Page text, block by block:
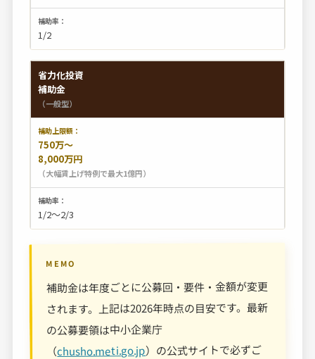
1/2
省力化投資
補助金
（一般型）
750万〜
8,000万円
（大幅賃上げ特例で最大1億円）
1/2〜2/3
MEMO
補助金は年度ごとに公募回・要件・金額が変更
されます。上記は2026年時点の目安です。最新
の公募要領は中小企業庁
（chusho.meti.go.jp）の公式サイトで必ずご